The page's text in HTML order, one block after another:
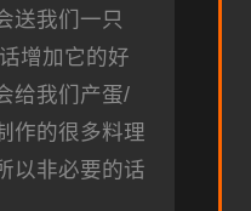
送我们一只
增加它的好
给我们产蛋/
作的很多料理
以非必要的话